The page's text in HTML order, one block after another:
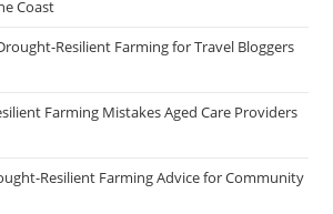
Coast
Resilient Farming for Travel Bloggers
Farming Mistakes Aged Care Providers
Resilient Farming Advice for Community